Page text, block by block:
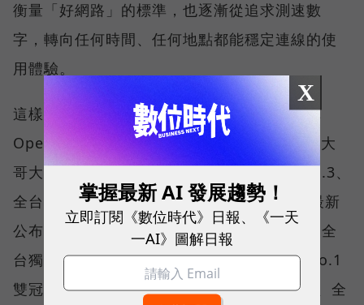
衡量「好網路」的標準，也逐漸從追求測速數
字，轉向任何時間、任何地點都能穩定連線的使
用體驗。
這樣的轉變，也反映在國際權威網路分析機構
Opensignal 公布的評比結果。今年初，台灣大
哥大不僅率先奪下「 4G／5G 在線率全球 No.3、
全台 No.1 」國際級榮譽，在 Opensignal 最新
公布的台灣行動網路體驗報告中，更一舉斬獲全
台獨有的「可靠性體驗」與「品質一致性」No.1
雙冠王，同時，包辦全台整體影音體驗 No.1、全
X
掌握最新 AI 發展趨勢！
立即訂閱《數位時代》日報、《一天
一AI》圖解日報